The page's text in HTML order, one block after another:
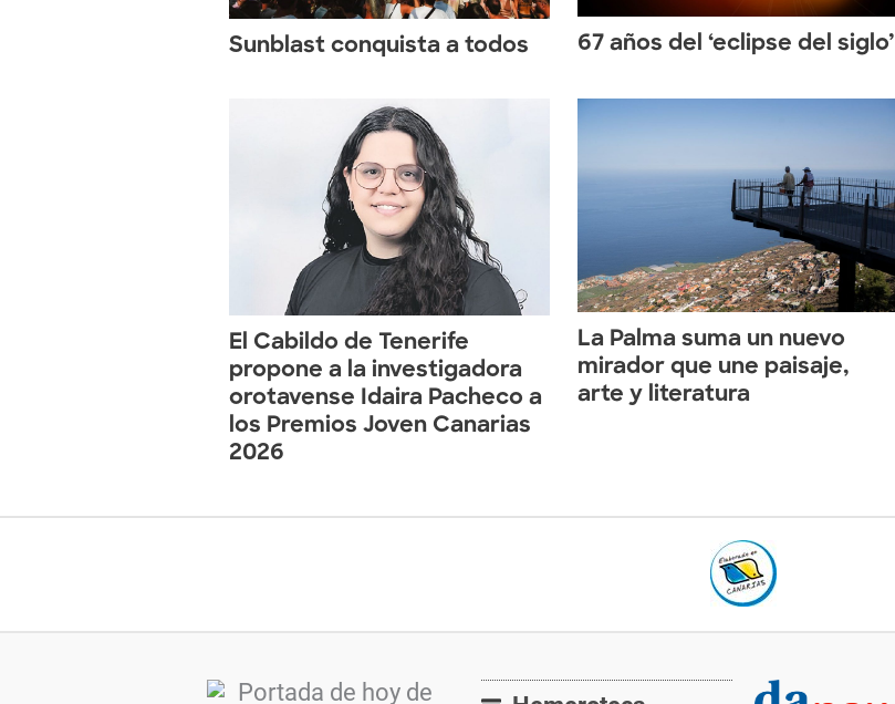
Sunblast conquista a todos 67 años del ‘eclipse del siglo’
El Cabildo de Tenerife
propone a la investigadora
orotavense Idaira Pacheco a
los Premios Joven Canarias
2026
La Palma suma un nuevo
mirador que une paisaje,
arte y literatura